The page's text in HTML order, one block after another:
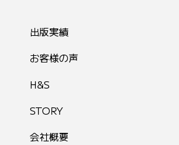
出版実績
お客様の声
H&S
STORY
会社概要